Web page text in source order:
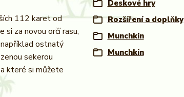
112 karet od
si za novou orčí rasu,
ostnatý
sekerou
které si můžete
Deskové hry
Rozšíření a doplňky
Munchkin
Munchkin